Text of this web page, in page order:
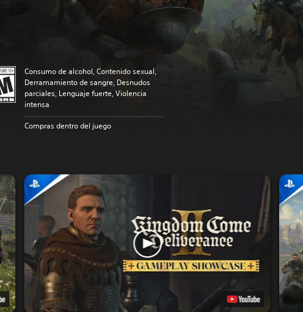
Consumo de alcohol, Contenido sexual,
Derramamiento de sangre, Desnudos
parciales, Lenguaje fuerte, Violencia
intensa
Compras dentro del juego